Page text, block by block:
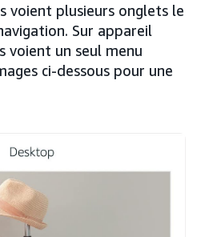
voient plusieurs onglets le
Sur appareil
voient un seul menu
ci-dessous pour une